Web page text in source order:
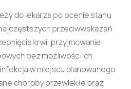
do lekarza po ocenie stanu
przeciwwskazań
krwi, przyjmowanie
bez możliwości ich
w miejscu planowanego
choroby przewlekłe oraz